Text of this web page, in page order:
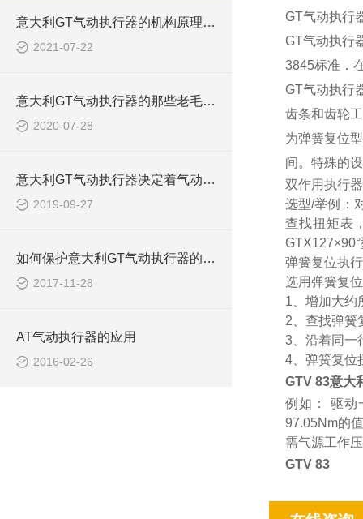
意大利GT气动执行器的机构原理是什么？
2021-07-22
意大利GT气动执行器的那些老毛病该如何处理？
2020-07-28
意大利GT气动执行器决定着气动阀门整体的执行效率
2019-09-27
如何保护意大利GT气动执行器的负荷情况？
2017-11-28
AT气动执行器的应用
2016-02-26
GT气动执行
GT气动执行
3845标准．
GT气动执行
齿条和齿轮
为弹簧复位
间。特殊的
双作用执行器
选型/举例：
查找扭矩表
弹簧复位执
选用弹簧复
1、增加大约
2、查找弹簧
3、沿着同一
4、弹簧复位
GTV 83意大
例如： 驱动
97.05Nm的
需气源工作
GTV 83